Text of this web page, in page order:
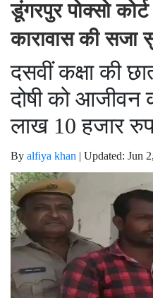
डूंगरपुर पोक्सो
कारावास की सजा
दसवीं कक्षा की
दोषी को आजीवन
लाख 10 हजार
By alfiya khan | Updated: Jun